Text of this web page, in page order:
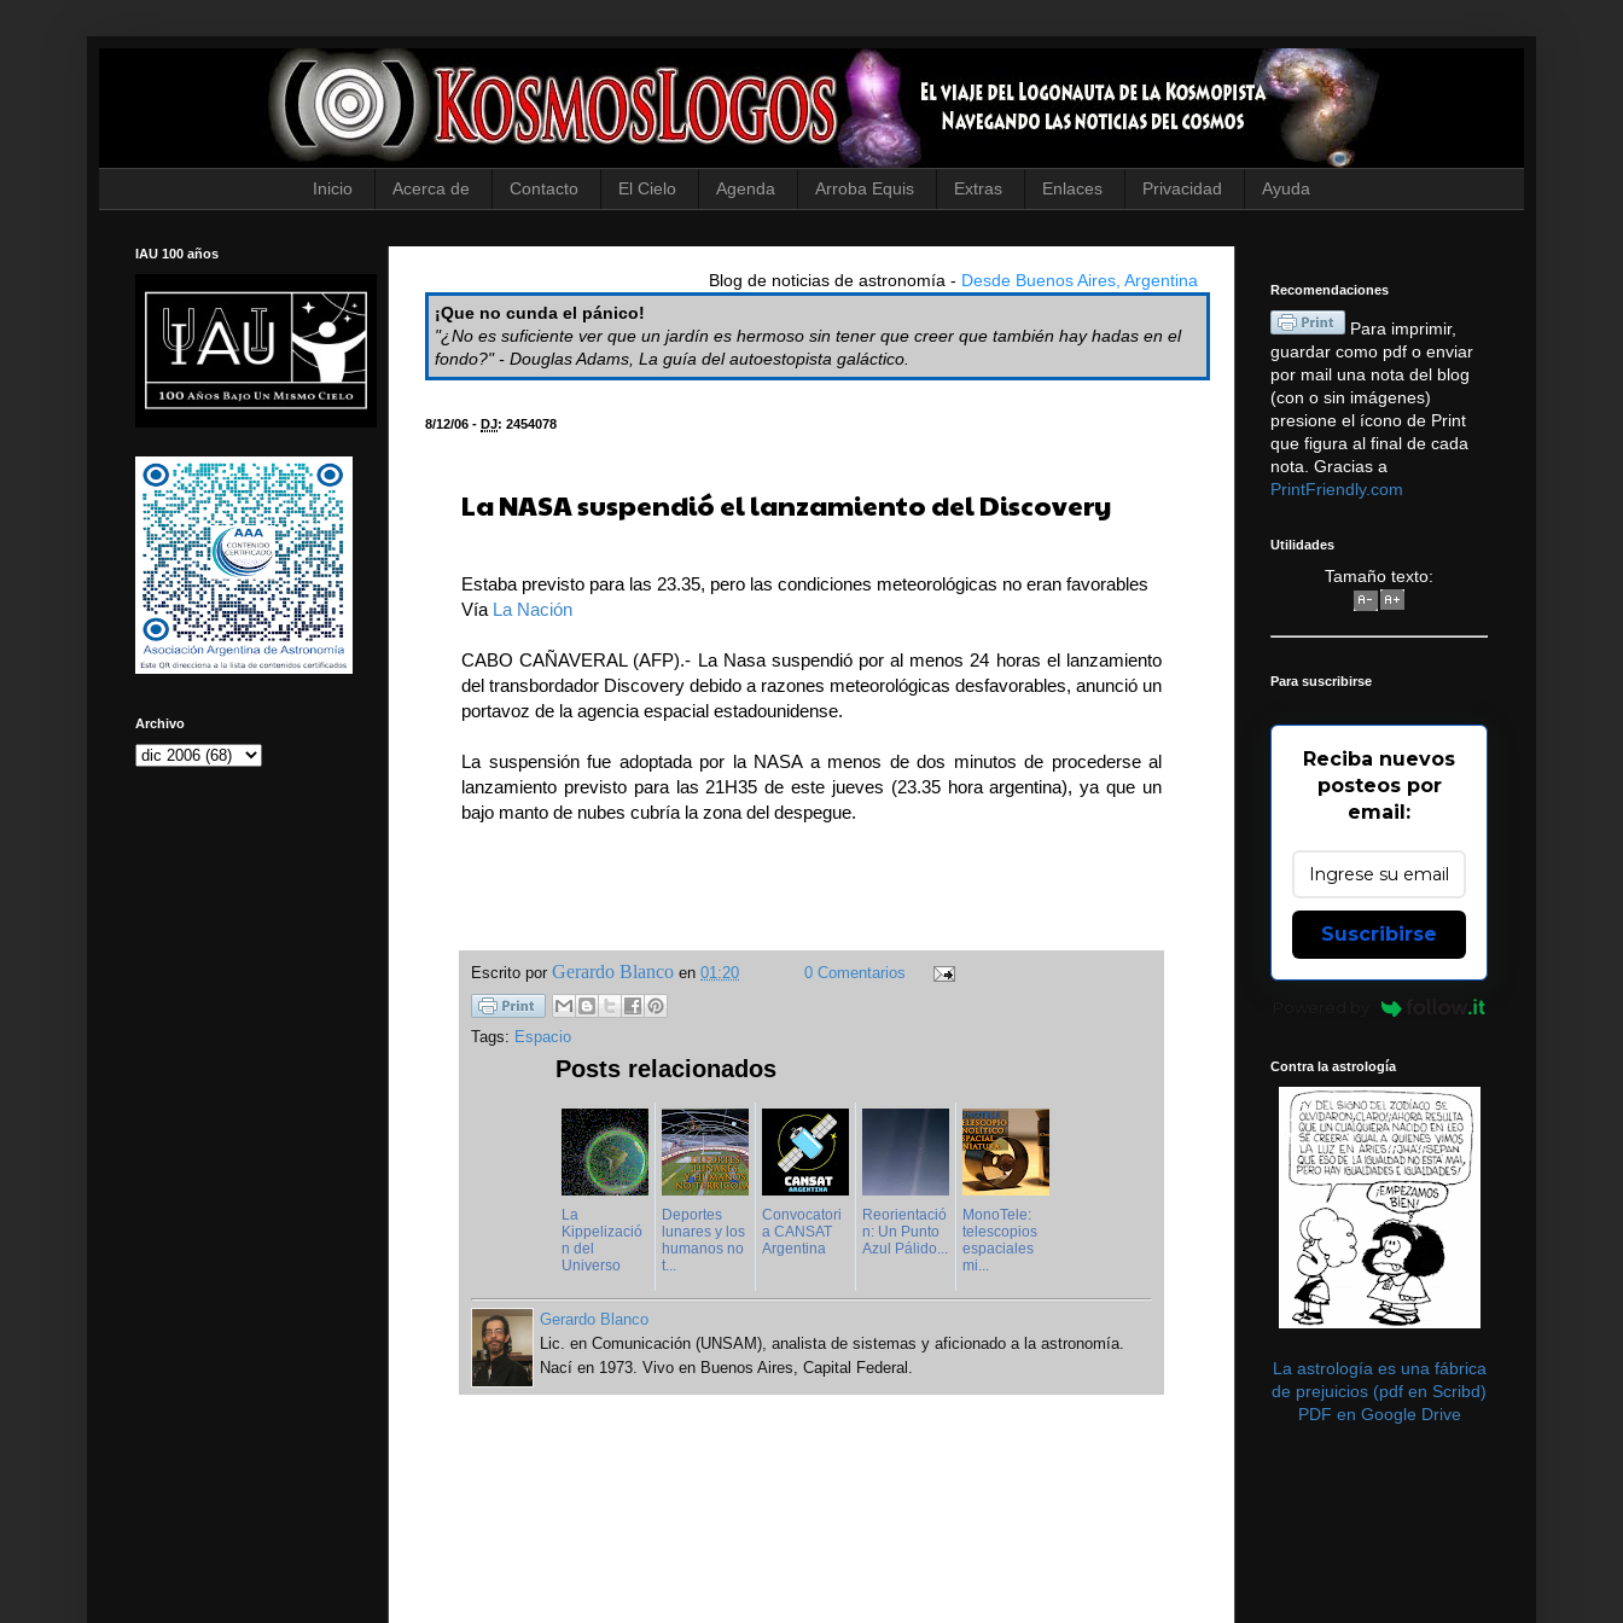
Inicio Acerca de Contacto El Cielo Agenda Arroba Equis Extras Enlaces Privacidad Ayuda
Blog de noticias de astronomía - Desde Buenos Aires, Argentina
¡Que no cunda el pánico!
"¿No es suficiente ver que un jardín es hermoso sin tener que creer que también hay hadas en el
fondo?" - Douglas Adams, La guía del autoestopista galáctico.
8/12/06 - DJ: 2454078
La NASA suspendió el lanzamiento del Discovery
Estaba previsto para las 23.35, pero las condiciones meteorológicas no eran favorables
Vía La Nación
CABO CAÑAVERAL (AFP).- La Nasa suspendió por al menos 24 horas el lanzamiento
del transbordador Discovery debido a razones meteorológicas desfavorables, anunció un
portavoz de la agencia espacial estadounidense.
La suspensión fue adoptada por la NASA a menos de dos minutos de procederse al
lanzamiento previsto para las 21H35 de este jueves (23.35 hora argentina), ya que un
bajo manto de nubes cubría la zona del despegue.
Escrito por Gerardo Blanco en 01:20 0 Comentarios
Tags: Espacio
Posts relacionados
La
Kippelizació
n del
Universo
Deportes
lunares y los
humanos no
t...
Convocatori
a CANSAT
Argentina
Reorientació
n: Un Punto
Azul Pálido...
MonoTele:
telescopios
espaciales
mi...
Gerardo Blanco
Lic. en Comunicación (UNSAM), analista de sistemas y aficionado a la astronomía.
Nací en 1973. Vivo en Buenos Aires, Capital Federal.
IAU 100 años
Archivo
Recomendaciones
Para imprimir,
guardar como pdf o enviar
por mail una nota del blog
(con o sin imágenes)
presione el ícono de Print
que figura al final de cada
nota. Gracias a
PrintFriendly.com
Utilidades
Tamaño texto:
Para suscribirse
Reciba nuevos
posteos por
email:
Suscribirse
Contra la astrología
La astrología es una fábrica
de prejuicios (pdf en Scribd)
PDF en Google Drive